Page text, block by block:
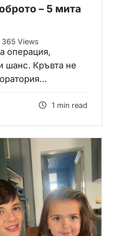
– 5 мита
365 Views
операция,
шанс. Кръвта не
1 min read